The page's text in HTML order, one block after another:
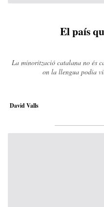
El país
La minorització catalana no és
on la llengua podia
David Valls